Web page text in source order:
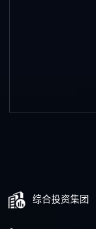
综合投资集团